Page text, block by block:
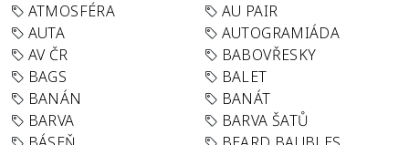
ATMOSFÉRA
AU PAIR
AUTA
AUTOGRAMIÁDA
AV ČR
BABOVŘESKY
BAGS
BALET
BANÁN
BANÁT
BARVA
BARVA ŠATŮ